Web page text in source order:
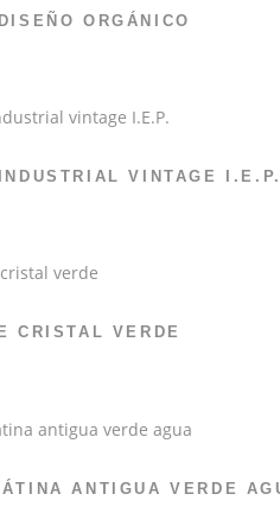
ORGÁNICO
precio
es:
VINTAGE
El
precio
es:
CRISTAL VERDE
ANTIGUA VERDE